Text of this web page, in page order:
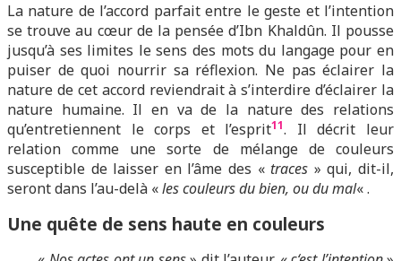
La nature de l’accord parfait entre le geste et l’intention
se trouve au cœur de la pensée d’Ibn Khaldûn. Il pousse
jusqu’à ses limites le sens des mots du langage pour en
puiser de quoi nourrir sa réflexion. Ne pas éclairer la
nature de cet accord reviendrait à s’interdire d’éclairer la
nature humaine. Il en va de la nature des relations
qu’entretiennent le corps et l’esprit11. Il décrit leur
relation comme une sorte de mélange de couleurs
susceptible de laisser en l’âme des « traces » qui, dit-il,
seront dans l’au-delà «les couleurs du bien, ou du mal« .
Une quête de sens haute en couleurs